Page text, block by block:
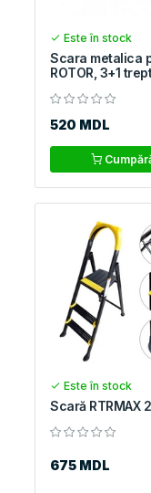
Este în stock
Scara metalica
ROTOR, 3+1
520 MDL
Este în stock
Scară RTRMAX
675 MDL